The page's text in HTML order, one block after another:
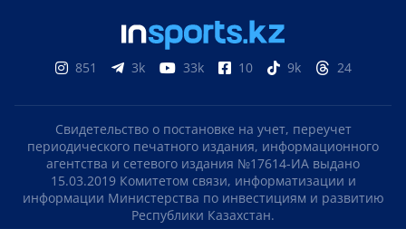
851 3k 33k 10 9k 24
Свидетельство о постановке на учет, переучет
периодического печатного издания, информационного
агентства и сетевого издания №17614-ИА выдано
15.03.2019 Комитетом связи, информатизации и
информации Министерства по инвестициям и развитию
Республики Казахстан.